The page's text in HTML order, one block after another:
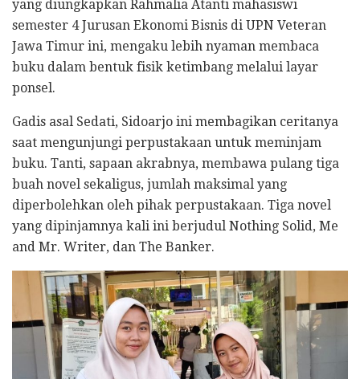
yang diungkapkan Rahmalia Atanti mahasiswi
semester 4 Jurusan Ekonomi Bisnis di UPN Veteran
Jawa Timur ini, mengaku lebih nyaman membaca
buku dalam bentuk fisik ketimbang melalui layar
ponsel.
Gadis asal Sedati, Sidoarjo ini membagikan ceritanya
saat mengunjungi perpustakaan untuk meminjam
buku. Tanti, sapaan akrabnya, membawa pulang tiga
buah novel sekaligus, jumlah maksimal yang
diperbolehkan oleh pihak perpustakaan. Tiga novel
yang dipinjamnya kali ini berjudul Nothing Solid, Me
and Mr. Writer, dan The Banker.